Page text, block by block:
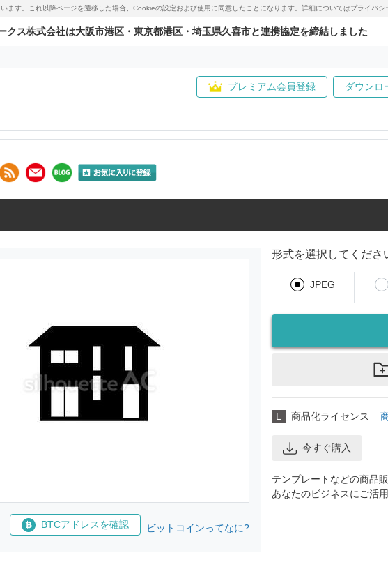
ます。これ以降ページを遷移した場合、Cookieの設定および使用に同意したことになります。詳細についてはプライバシ
クス株式会社は大阪市港区・東京都港区・埼玉県久喜市と連携協定を締結しました
プレミアム会員登録 ダウンロ
BTCアドレスを確認 ビットコインってなに?
形式を選択してくださ
JPEG
L 商品化ライセンス
今すぐ購入
テンプレートなどの商品
あなたのビジネスにご活用